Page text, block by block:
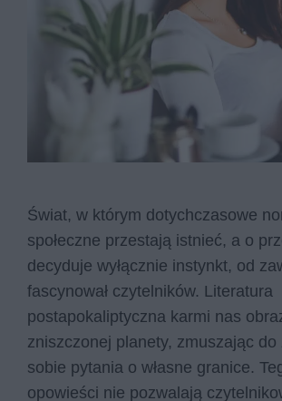
Świat, w którym dotychczasowe
społeczne przestają istnieć, a o
decyduje wyłącznie instynkt, od
fascynował czytelników. Literatura
postapokaliptyczna karmi nas
zniszczonej planety, zmuszając do
sobie pytania o własne granice.
opowieści nie pozwalają